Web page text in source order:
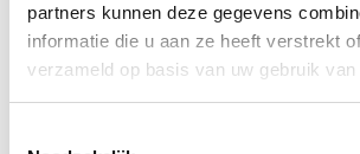
partners kunnen deze gegevens
informatie die u aan ze heeft verstrekt
verzameld op basis van uw gebruik
FUSSRING AUS POLIERTEM ALUMINIUM